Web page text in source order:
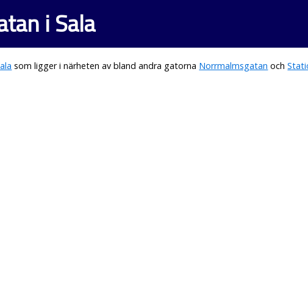
i Sala
som ligger i närheten av bland andra gatorna Norrmalmsgatan och